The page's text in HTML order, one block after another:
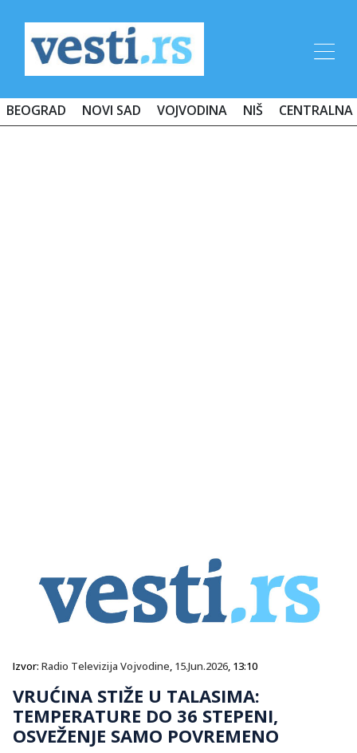
BEOGRAD NOVI SAD VOJVODINA NIŠ CENTRALNA
Izvor: Radio Televizija Vojvodine, 15.Jun.2026, 13:10
VRUĆINA STIŽE U TALASIMA:
TEMPERATURE DO 36 STEPENI,
OSVEŽENJE SAMO POVREMENO